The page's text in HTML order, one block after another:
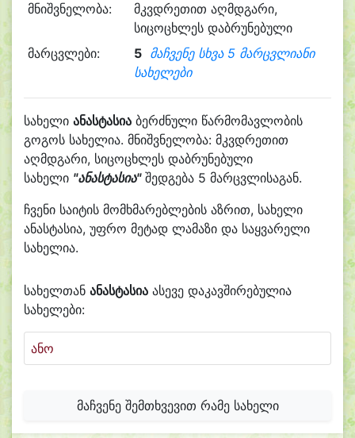
მნიშვნელობა:
მკვდრეთით აღმდგარი,
სიცოცხლეს დაბრუნებული
მარცვლები:
5 მაჩვენე სხვა 5 მარცვლიანი
სახელები
სახელი ანასტასია ბერძნული წარმომავლობის
გოგოს სახელია. მნიშვნელობა: მკვდრეთით
აღმდგარი, სიცოცხლეს დაბრუნებული
სახელი "ანასტასია"შედგება 5 მარცვლისაგან.
ჩვენი საიტის მომხმარებლების აზრით, სახელი
ანასტასია, უფრო მეტად ლამაზი და საყვარელი
სახელია.
სახელთან ანასტასია ასევე დაკავშირებულია
სახელები:
ანო
მაჩვენე შემთხვევით რამე სახელი